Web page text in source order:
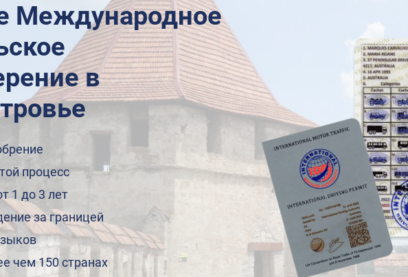
Международное
в
процесс
1 до 3 лет
за границей
чем 150 странах